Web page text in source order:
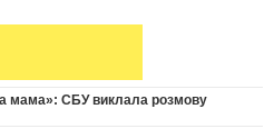
мама»: СБУ виклала розмову